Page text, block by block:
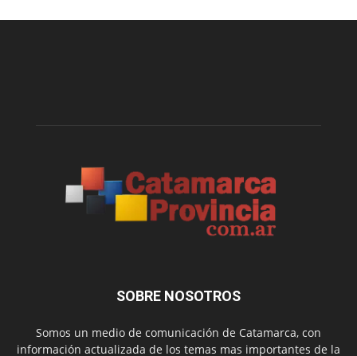
SOBRE NOSOTROS
Somos un medio de comunicación de Catamarca, con
información actualizada de los temas mas importantes de la